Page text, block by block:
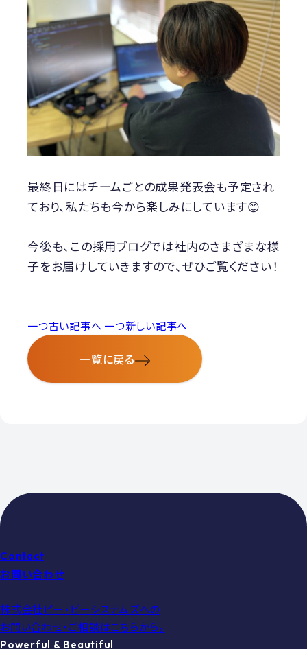
最終日にはチームごとの成果発表会も予定され
ており、私たちも今から楽しみにしています😊
今後も、この採用ブログでは社内のさまざまな様
子をお届けしていきますので、ぜひご覧ください！
一つ古い記事へ 一つ新しい記事へ
一覧に戻る
Contact
お問い合わせ
株式会社ピー・ビーシステムズへの
お問い合わせ・ご相談はこちらから。
Powerful & Beautiful